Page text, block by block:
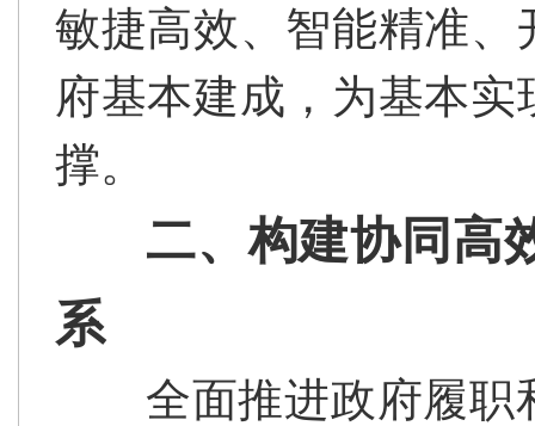
敏捷高效、智能精准
府基本建成，为基本
撑。
二、构建协同高
系
全面推进政府履职